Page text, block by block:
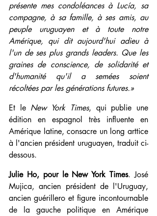
présente mes condoléances à Lucía, sa
compagne, à sa famille, à ses amis, au
peuple uruguayen et à toute notre
Amérique, qui dit aujourd'hui adieu à
l'un de ses plus grands leaders. Que les
graines de conscience, de solidarité et
d'humanité qu'il a semées soient
récoltées par les générations futures.»
Et le New York Times, qui publie une
édition en espagnol très influente en
Amérique latine, consacre un long arttice
à l'ancien président uruguayen, traduit ci-
dessous.
Julie Ho, pour le New York Times. José
Mujica, ancien président de l'Uruguay,
ancien guérillero et figure incontournable
de la gauche politique en Amérique